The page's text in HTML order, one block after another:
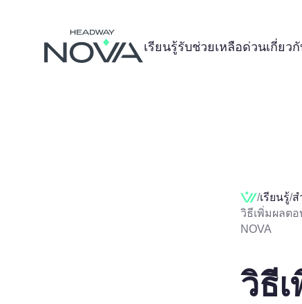
เรียนรู้รับช่วยเหลือด่วนเกี่ยวกั
/เรียนรู้/ส
วิธีเพิ่มผลต
NOVA
วิธี